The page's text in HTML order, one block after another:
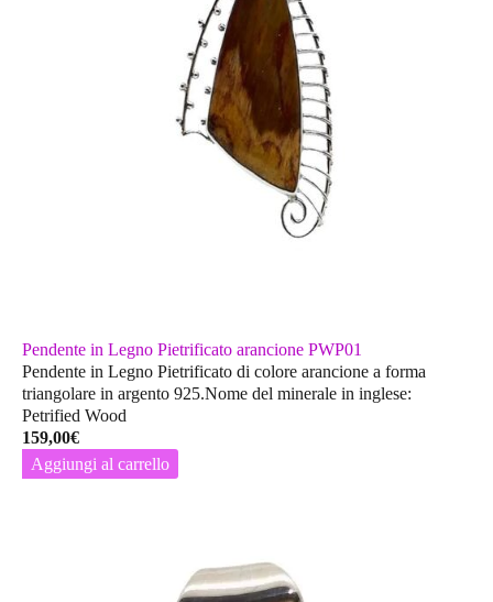
Pendente in Legno Pietrificato arancione PWP01
Pendente in Legno Pietrificato di colore arancione a forma
triangolare in argento 925.Nome del minerale in inglese:
Petrified Wood
159,00€
Aggiungi al carrello